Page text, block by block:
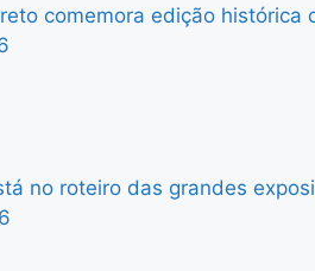
comemora edição histórica
no roteiro das grandes